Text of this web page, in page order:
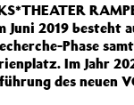
Juni 2019 besteht
Phase
Im Jahr
des neuen